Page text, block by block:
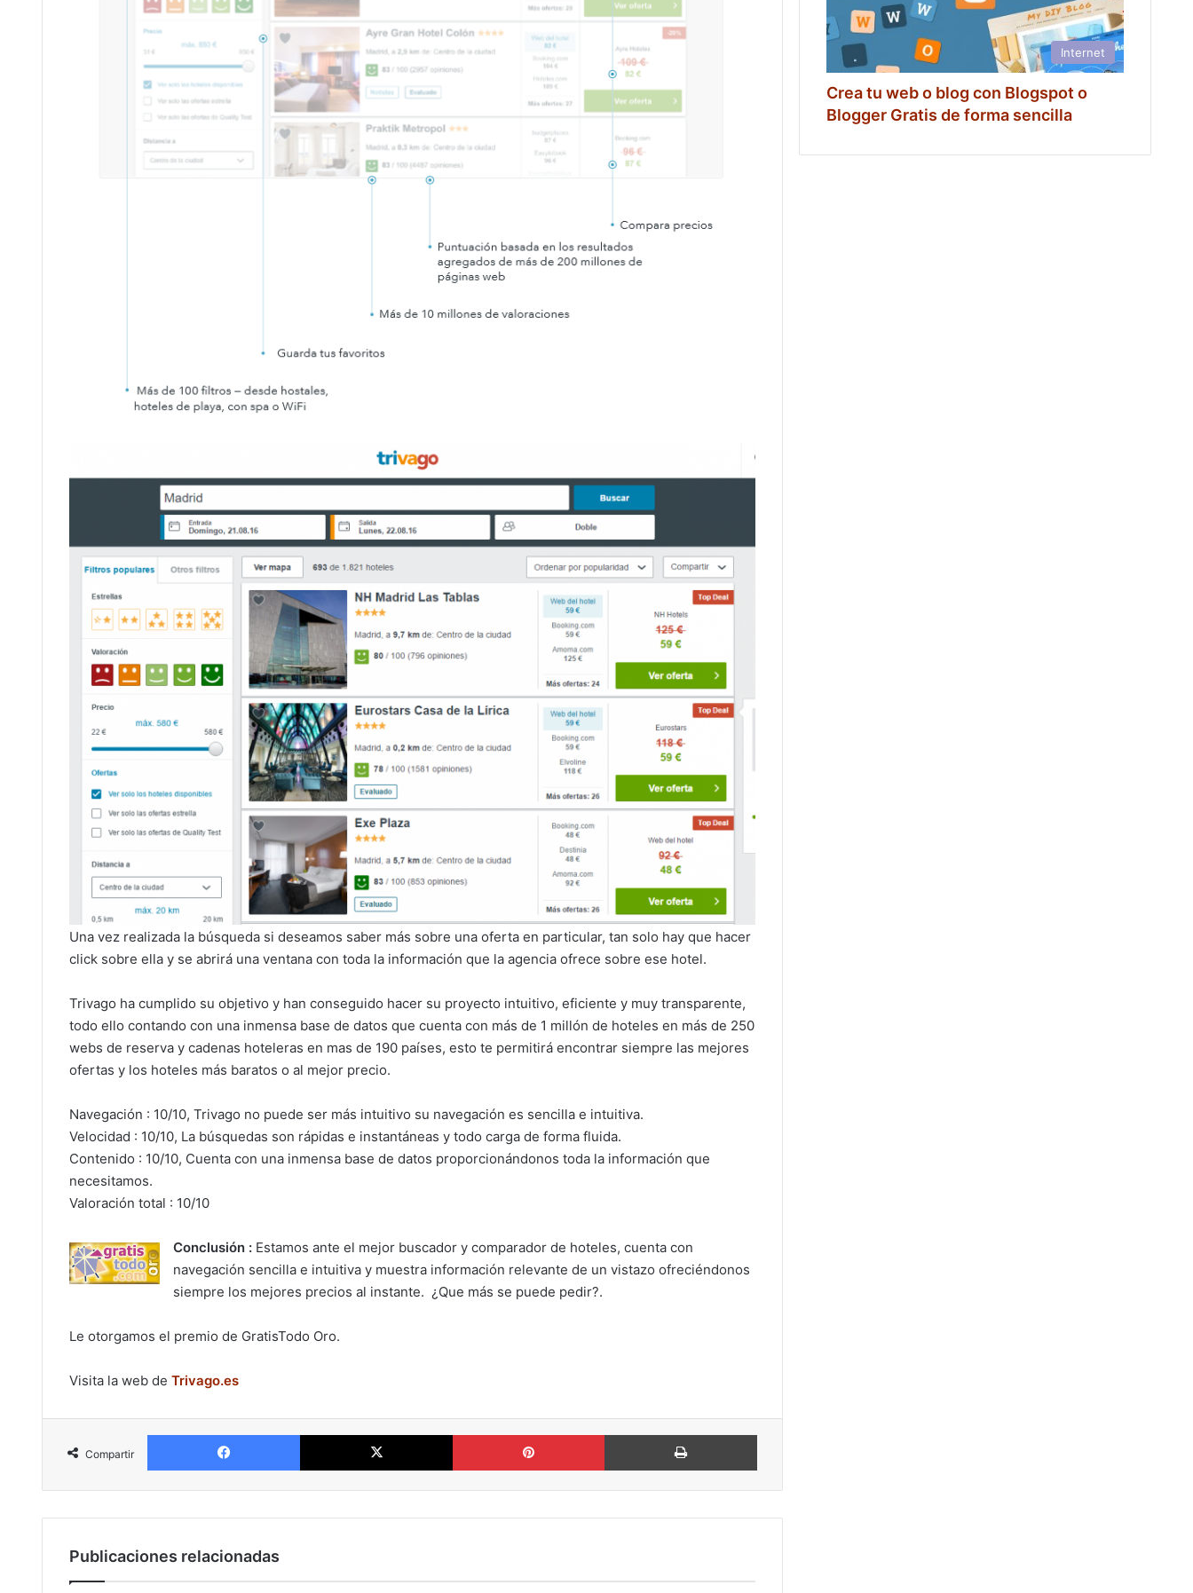
Una vez realizada la búsqueda si deseamos saber más sobre una oferta en particular, tan solo hay que hacer
click sobre ella y se abrirá una ventana con toda la información que la agencia ofrece sobre ese hotel.
Trivago ha cumplido su objetivo y han conseguido hacer su proyecto intuitivo, eficiente y muy transparente,
todo ello contando con una inmensa base de datos que cuenta con más de 1 millón de hoteles en más de 250
webs de reserva y cadenas hoteleras en mas de 190 países, esto te permitirá encontrar siempre las mejores
ofertas y los hoteles más baratos o al mejor precio.
Navegación : 10/10, Trivago no puede ser más intuitivo su navegación es sencilla e intuitiva.
Velocidad : 10/10, La búsquedas son rápidas e instantáneas y todo carga de forma fluida.
Contenido : 10/10, Cuenta con una inmensa base de datos proporcionándonos toda la información que
necesitamos.
Valoración total : 10/10
Conclusión : Estamos ante el mejor buscador y comparador de hoteles, cuenta con
navegación sencilla e intuitiva y muestra información relevante de un vistazo ofreciéndonos
siempre los mejores precios al instante. ¿Que más se puede pedir?.
Le otorgamos el premio de GratisTodo Oro.
Visita la web de Trivago.es
Compartir
Facebook X Pinterest Imprimir
Publicaciones relacionadas
Internet
Crea tu web o blog con Blogspot o
Blogger Gratis de forma sencilla